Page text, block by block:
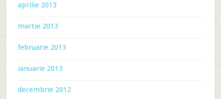
aprilie 2013
martie 2013
februarie 2013
ianuarie 2013
decembrie 2012